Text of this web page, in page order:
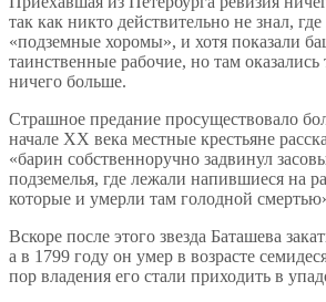
так как никто действительно не знал, где
«подземные хоромы», и хотя показали
таинственные рабочие, но там оказались
ничего больше.
Страшное предание просуществовало
начале ХХ века местные крестьяне
«барин собственноручно задвинул
подземелья, где лежали напившиеся на
которые и умерли там голодной
Вскоре после этого звезда Баташева
а в 1799 году он умер в возрасте
пор владения его стали приходить в